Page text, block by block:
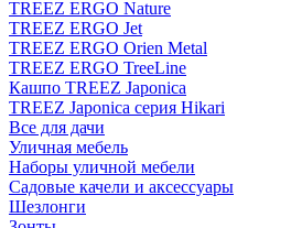
TREEZ ERGO Nature
TREEZ ERGO Jet
TREEZ ERGO Orien Metal
TREEZ ERGO TreeLine
Кашпо TREEZ Japonica
TREEZ Japonica серия Hikari
Все для дачи
Уличная мебель
Наборы уличной мебели
Садовые качели и аксессуары
Шезлонги